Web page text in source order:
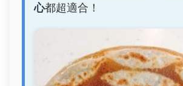
心都超適合！